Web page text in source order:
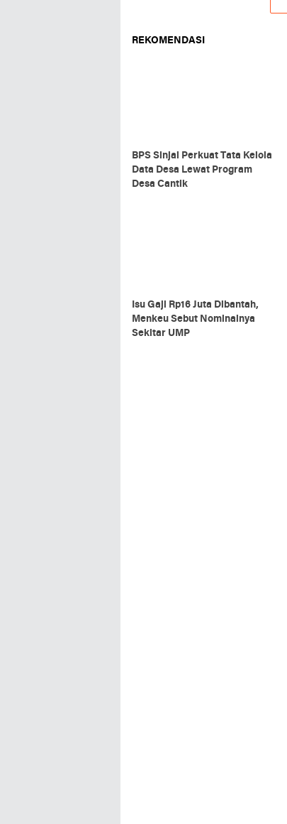
REKOMENDASI
BPS Sinjai Perkuat Tata Kelola
Data Desa Lewat Program
Desa Cantik
Isu Gaji Rp16 Juta Dibantah,
Menkeu Sebut Nominalnya
Sekitar UMP